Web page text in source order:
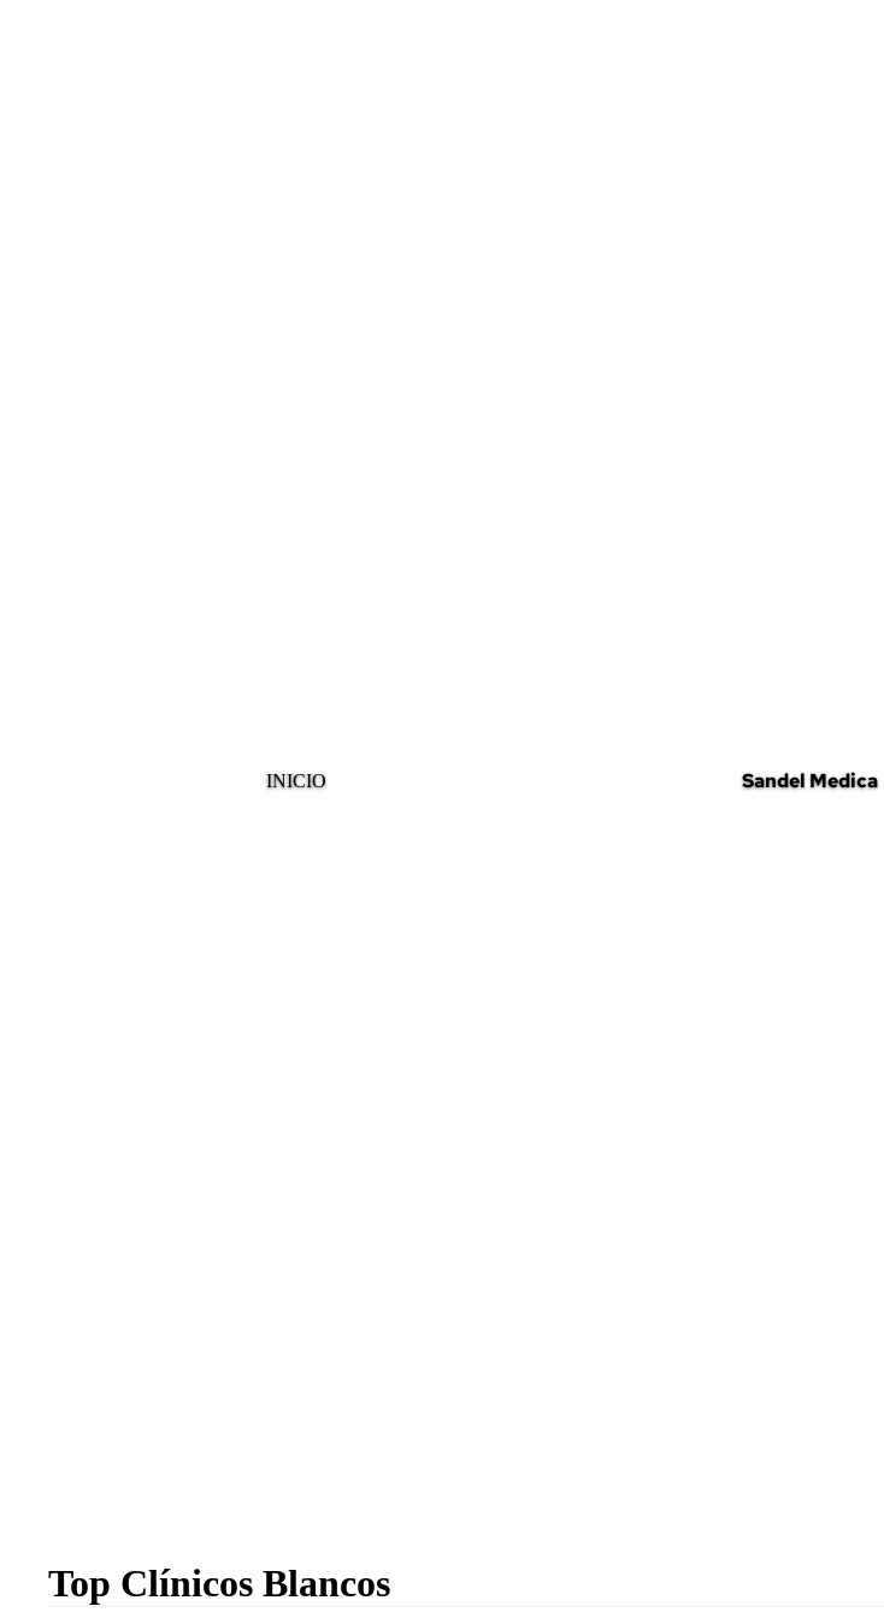
INICIO Sandel Medica
Top Clínicos Blancos